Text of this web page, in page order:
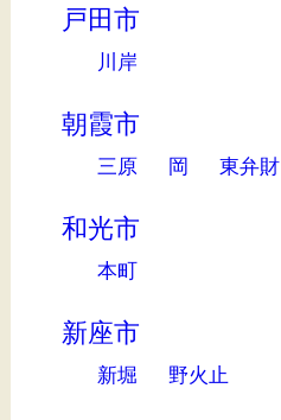
戸田市
川岸
朝霞市
三原 岡 東弁財
和光市
本町
新座市
新堀 野火止